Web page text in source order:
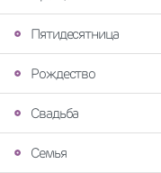
Пятидесятница
Рождество
Свадьба
Семья